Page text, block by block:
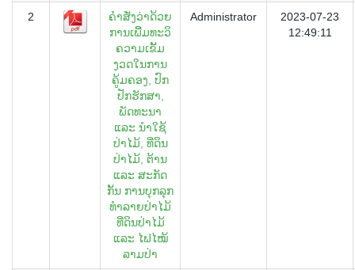
2
ຄຳສັ່ງວ່າດ້ວຍ
ການເພິີ່ມທະວິ
ຄວາມເຂັ້ມ
ງວດໃນການ
ຄູ້ມຄອງ, ປົກ
ປັກຮັກສາ,
ພັດທະນາ
ແລະ ນຳໃຊ້
ປ່າໄມ້, ທີ່ດິນ
ປ່າໄມ້, ຕ້ານ
ແລະ ສະກັດ
ກັ້ນ ການບຸກລຸກ
ທຳລາຍປ່າໄມ້
ທີ່ດິນປ່າໄມ້
ແລະ ໄຟໄໝ້
ລາມປ່າ
Administrator
2023-07-23
12:49:11